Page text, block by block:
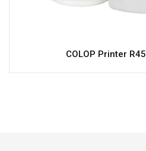
COLOP Printer R45